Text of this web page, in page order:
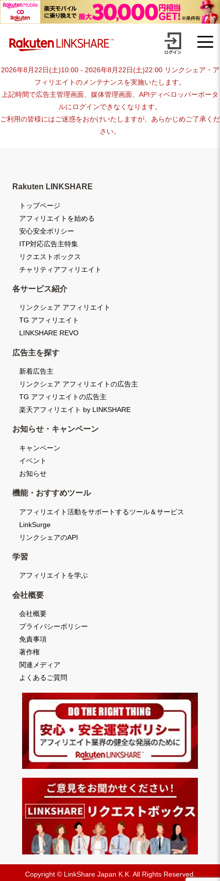
advertiser-html
2026年8月22日(土)10:00 - 2026年8月22日(土)22:00 リンクシェア・ア
フィリエイトのメンテナンスを実施いたします。
上記時間で広告主管理画面、媒体管理画面、APIディベロッパーポータ
ルにログインできなくなります。
ご利用の皆様にはご迷惑をおかけいたしますが、あらかじめご了承くだ
さい。
Rakuten LINKSHARE
トップページ
アフィリエイトを始める
安心安全ポリシー
ITP対応広告主特集
リクエストボックス
チャリティアフィリエイト
各サービス紹介
リンクシェア アフィリエイト
TG アフィリエイト
LINKSHARE REVO
広告主を探す
新着広告主
リンクシェア アフィリエイトの広告主
TG アフィリエイトの広告主
楽天アフィリエイト by LINKSHARE
お知らせ・キャンペーン
キャンペーン
イベント
お知らせ
機能・おすすめツール
アフィリエイト活動をサポートするツール＆サービス
LinkSurge
リンクシェアのAPI
学習
アフィリエイトを学ぶ
会社概要
会社概要
プライバシーポリシー
免責事項
著作権
関連メディア
よくあるご質問
Copyright © LinkShare Japan K.K. All Rights Reserved.